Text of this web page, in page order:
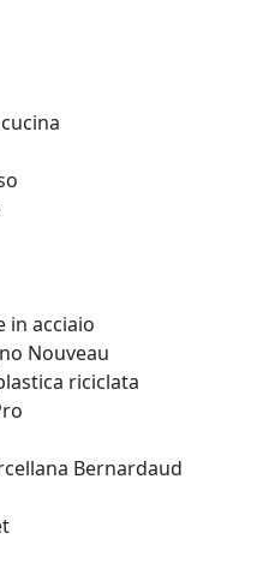
in acciaio
Nouveau
riciclata
Bernardaud